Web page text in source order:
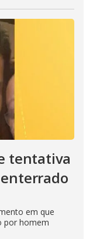
tentativa
em que
por homem